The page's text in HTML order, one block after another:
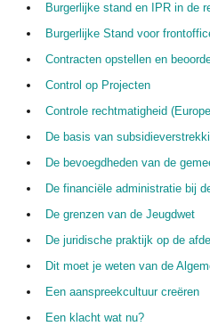
Burgerlijke stand en IPR in de
Burgerlijke Stand voor
Contracten opstellen en
Control op Projecten
Controle rechtmatigheid
De basis van
De bevoegdheden van de
De financiële administratie bij
De grenzen van de Jeugdwet
De juridische praktijk op de
Dit moet je weten van de
Een aanspreekcultuur creëren
Een klacht wat nu?